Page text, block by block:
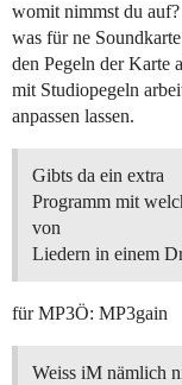
womit nimmst du auf?
was für ne
den Pegeln der Karte
mit Studiopegeln
anpassen lassen.
Gibts da ein extra
Programm mit
von
Liedern in einem
für MP3Ö: MP3gain
Weiss iM nämlich